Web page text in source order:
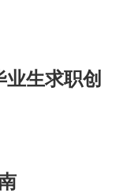
生求职创